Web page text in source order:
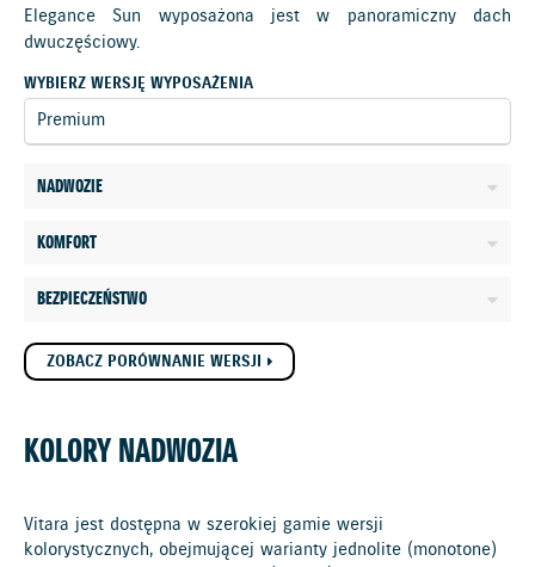
Elegance Sun wyposażona jest w panoramiczny dach
dwuczęściowy.
WYBIERZ WERSJĘ WYPOSAŻENIA
NADWOZIE
KOMFORT
BEZPIECZEŃSTWO
ZOBACZ PORÓWNANIE WERSJI
KOLORY NADWOZIA
Vitara jest dostępna w szerokiej gamie wersji
kolorystycznych, obejmującej warianty jednolite (monotone)